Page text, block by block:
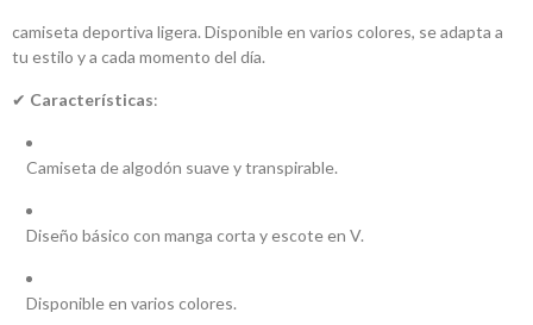
camiseta deportiva ligera. Disponible en varios colores, se adapta a
tu estilo y a cada momento del día.
✔ Características:
Camiseta de algodón suave y transpirable.
Diseño básico con manga corta y escote en V.
Disponible en varios colores.